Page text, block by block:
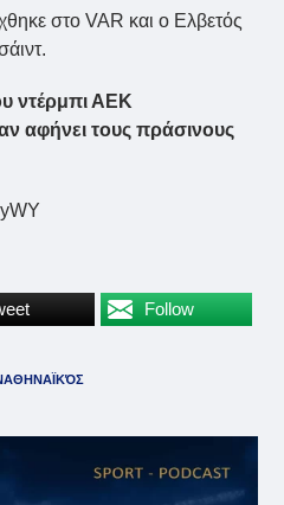
στο VAR και ο Ελβετός
ντέρμπι ΑΕΚ
αφήνει τους πράσινους
Follow